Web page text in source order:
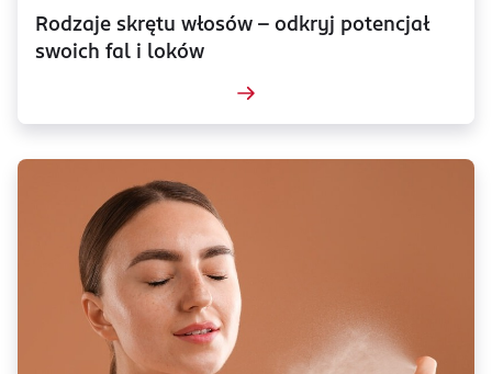
Rodzaje skrętu włosów - odkryj potencjał
swoich fal i loków